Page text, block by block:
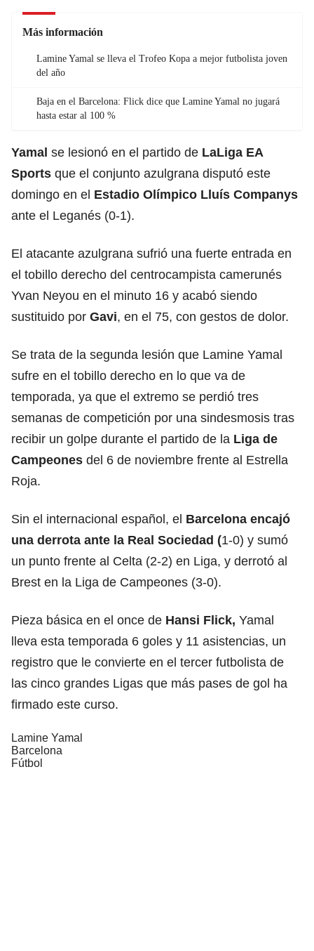
Más información
Lamine Yamal se lleva el Trofeo Kopa a mejor futbolista joven
del año
Baja en el Barcelona: Flick dice que Lamine Yamal no jugará
hasta estar al 100 %
Yamal se lesionó en el partido de LaLiga EA
Sports que el conjunto azulgrana disputó este
domingo en el Estadio Olímpico Lluís Companys
ante el Leganés (0-1).
El atacante azulgrana sufrió una fuerte entrada en
el tobillo derecho del centrocampista camerunés
Yvan Neyou en el minuto 16 y acabó siendo
sustituido por Gavi, en el 75, con gestos de dolor.
Se trata de la segunda lesión que Lamine Yamal
sufre en el tobillo derecho en lo que va de
temporada, ya que el extremo se perdió tres
semanas de competición por una sindesmosis tras
recibir un golpe durante el partido de la Liga de
Campeones del 6 de noviembre frente al Estrella
Roja.
Sin el internacional español, el Barcelona encajó
una derrota ante la Real Sociedad (1-0) y sumó
un punto frente al Celta (2-2) en Liga, y derrotó al
Brest en la Liga de Campeones (3-0).
Pieza básica en el once de Hansi Flick, Yamal
lleva esta temporada 6 goles y 11 asistencias, un
registro que le convierte en el tercer futbolista de
las cinco grandes Ligas que más pases de gol ha
firmado este curso.
Lamine Yamal
Barcelona
Fútbol